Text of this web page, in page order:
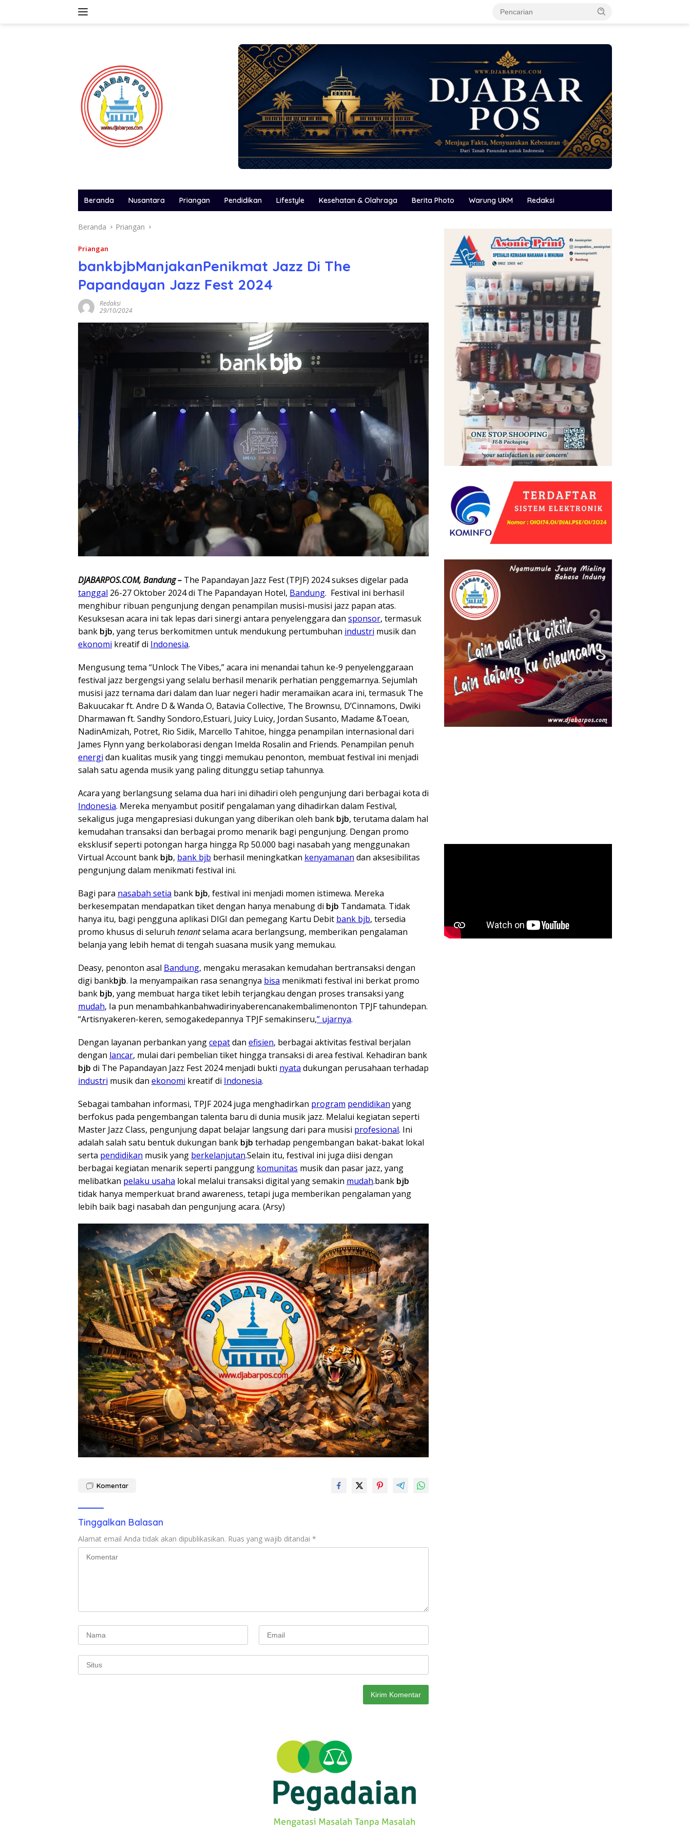
Beranda Nusantara Priangan Pendidikan Lifestyle Kesehatan & Olahraga Berita Photo Warung UKM Redaksi
Beranda Priangan
Priangan
bankbjbManjakanPenikmat Jazz Di The
Papandayan Jazz Fest 2024
Redaksi
29/10/2024
DJABARPOS.COM, Bandung – The Papandayan Jazz Fest (TPJF) 2024 sukses digelar pada
tanggal 26-27 Oktober 2024 di The Papandayan Hotel, Bandung. Festival ini berhasil
menghibur ribuan pengunjung dengan penampilan musisi-musisi jazz papan atas.
Kesuksesan acara ini tak lepas dari sinergi antara penyelenggara dan sponsor, termasuk
bank bjb, yang terus berkomitmen untuk mendukung pertumbuhan industri musik dan
ekonomi kreatif di Indonesia.
Mengusung tema “Unlock The Vibes,” acara ini menandai tahun ke-9 penyelenggaraan
festival jazz bergengsi yang selalu berhasil menarik perhatian penggemarnya. Sejumlah
musisi jazz ternama dari dalam dan luar negeri hadir meramaikan acara ini, termasuk The
Bakuucakar ft. Andre D & Wanda O, Batavia Collective, The Brownsu, D’Cinnamons, Dwiki
Dharmawan ft. Sandhy Sondoro,Estuari, Juicy Luicy, Jordan Susanto, Madame &Toean,
NadinAmizah, Potret, Rio Sidik, Marcello Tahitoe, hingga penampilan internasional dari
James Flynn yang berkolaborasi dengan Imelda Rosalin and Friends. Penampilan penuh
energi dan kualitas musik yang tinggi memukau penonton, membuat festival ini menjadi
salah satu agenda musik yang paling ditunggu setiap tahunnya.
Acara yang berlangsung selama dua hari ini dihadiri oleh pengunjung dari berbagai kota di
Indonesia. Mereka menyambut positif pengalaman yang dihadirkan dalam Festival,
sekaligus juga mengapresiasi dukungan yang diberikan oleh bank bjb, terutama dalam hal
kemudahan transaksi dan berbagai promo menarik bagi pengunjung. Dengan promo
eksklusif seperti potongan harga hingga Rp 50.000 bagi nasabah yang menggunakan
Virtual Account bank bjb, bank bjb berhasil meningkatkan kenyamanan dan aksesibilitas
pengunjung dalam menikmati festival ini.
Bagi para nasabah setia bank bjb, festival ini menjadi momen istimewa. Mereka
berkesempatan mendapatkan tiket dengan hanya menabung di bjb Tandamata. Tidak
hanya itu, bagi pengguna aplikasi DIGI dan pemegang Kartu Debit bank bjb, tersedia
promo khusus di seluruh tenantselama acara berlangsung, memberikan pengalaman
belanja yang lebih hemat di tengah suasana musik yang memukau.
Deasy, penonton asal Bandung, mengaku merasakan kemudahan bertransaksi dengan
digi bankbjb. Ia menyampaikan rasa senangnya bisa menikmati festival ini berkat promo
bank bjb, yang membuat harga tiket lebih terjangkau dengan proses transaksi yang
mudah, Ia pun menambahkanbahwadirinyaberencanakembalimenonton TPJF tahundepan.
“Artisnyakeren-keren, semogakedepannya TPJF semakinseru,” ujarnya.
Dengan layanan perbankan yangcepatdan efisien, berbagai aktivitas festival berjalan
dengan lancar, mulai dari pembelian tiket hingga transaksi di area festival. Kehadiran bank
bjb di The Papandayan Jazz Fest 2024 menjadi bukti nyata dukungan perusahaan terhadap
industri musik dan ekonomi kreatif di Indonesia.
Sebagai tambahan informasi, TPJF 2024 juga menghadirkan program pendidikan yang
berfokus pada pengembangan talenta baru di dunia musik jazz. Melalui kegiatan seperti
Master Jazz Class, pengunjung dapat belajar langsung dari para musisi profesional. Ini
adalah salah satu bentuk dukungan bank bjb terhadap pengembangan bakat-bakat lokal
serta pendidikan musik yang berkelanjutan.Selain itu, festival ini juga diisi dengan
berbagai kegiatan menarik seperti panggung komunitas musik dan pasar jazz, yang
melibatkan pelaku usaha lokal melalui transaksi digital yang semakin mudah.bank bjb
tidak hanya memperkuat brand awareness, tetapi juga memberikan pengalaman yang
lebih baik bagi nasabah dan pengunjung acara. (Arsy)
Komentar
Tinggalkan Balasan
Alamat email Anda tidak akan dipublikasikan. Ruas yang wajib ditandai *